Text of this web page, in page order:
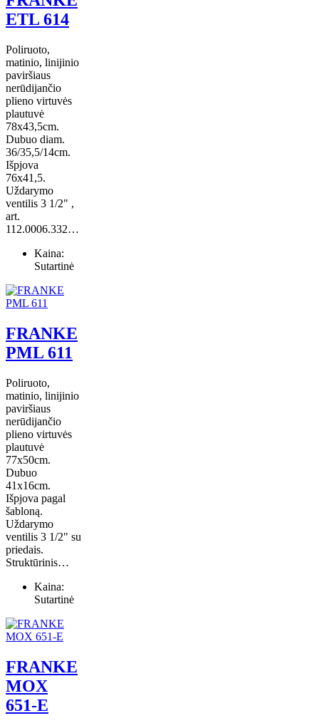
ETL 614
Poliruoto,
matinio, linijinio
paviršiaus
nerūdijančio
plieno virtuvės
plautuvė
78x43,5cm.
Dubuo diam.
36/35,5/14cm.
Išpjova
76x41,5.
Uždarymo
ventilis 3 1/2" ,
art.
112.0006.332…
Kaina:
Sutartinė
FRANKE
PML 611
Poliruoto,
matinio, linijinio
paviršiaus
nerūdijančio
plieno virtuvės
plautuvė
77x50cm.
Dubuo
41x16cm.
Išpjova pagal
šabloną.
Uždarymo
ventilis 3 1/2" su
priedais.
Struktūrinis…
Kaina:
Sutartinė
FRANKE
MOX
651-E